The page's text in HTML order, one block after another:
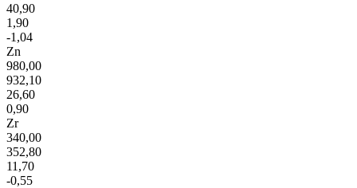
40,90
1,90
-1,04
Zn
980,00
932,10
26,60
0,90
Zr
340,00
352,80
11,70
-0,55